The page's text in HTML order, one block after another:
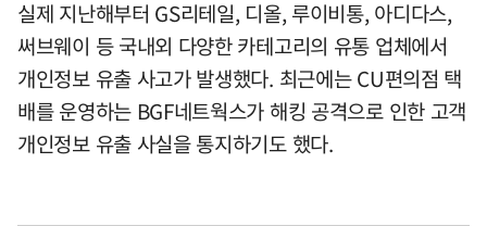
실제 지난해부터 GS리테일, 디올, 루이비통, 아디다스,
써브웨이 등 국내외 다양한 카테고리의 유통 업체에서
개인정보 유출 사고가 발생했다. 최근에는 CU편의점 택
배를 운영하는 BGF네트웍스가 해킹 공격으로 인한 고객
개인정보 유출 사실을 통지하기도 했다.